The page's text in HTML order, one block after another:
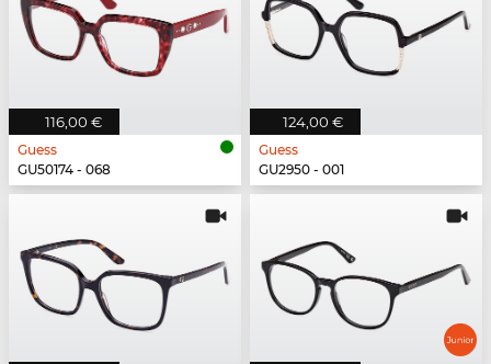
116,00 €
Guess
GU50174 - 068
124,00 €
Guess
GU2950 - 001